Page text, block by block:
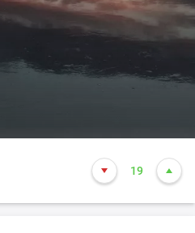
19